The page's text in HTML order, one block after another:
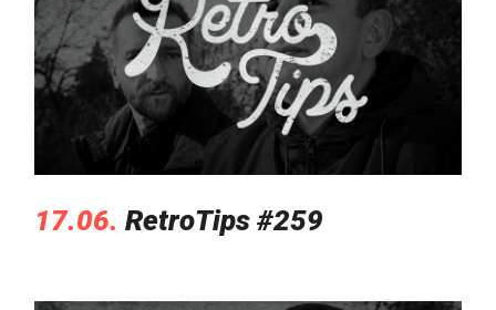
17.06. RetroTips #259